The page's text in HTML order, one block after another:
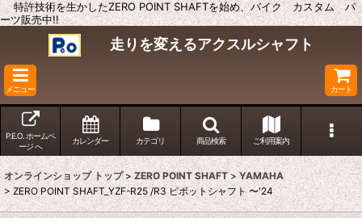
特許技術を生かしたZERO POINT SHAFTを始め、バイク カスタム パ
ーツ販売中!!
走りを変えるアクスルシャフト
メニュー カート
P.E.O. ホームペ
ージ へ
カレンダー カテゴリ 商品検索 ご利用案内
オンラインショップ トップ > ZERO POINT SHAFT > YAMAHA
> ZERO POINT SHAFT_YZF-R25 /R3 ピボットシャフト 〜'24